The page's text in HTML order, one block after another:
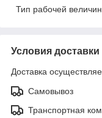
Тип рабочей
Условия доставки
Доставка
Самовывоз
Транспортная